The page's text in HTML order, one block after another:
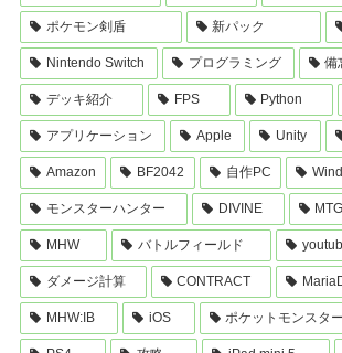
ポケモン剣盾 新パック
Nintendo Switch プログラミング 備
デッキ紹介 FPS Python
アプリケーション Apple Unity
Amazon BF2042 自作PC
モンスターハンター DIVINE MTG
MHW バトルフィールド
ダメージ計算 CONTRACT
MHW:IB iOS ポケットモンスタ